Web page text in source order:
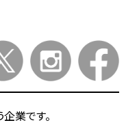
業です。